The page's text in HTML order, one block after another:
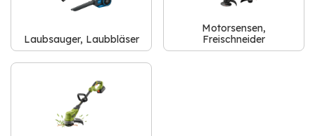
Laubsauger, Laubbläser
Motorsensen,
Freischneider